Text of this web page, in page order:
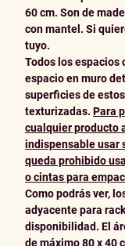
60 cm. Son de
con mantel. Si
tuyo.
Todos los espacios
espacio en muro
superficies de
texturizadas. Para
cualquier producto
indispensable usar
queda prohibido
o cintas para
Como podrás ver,
adyacente para
disponibilidad. El
de máximo 80 x 40